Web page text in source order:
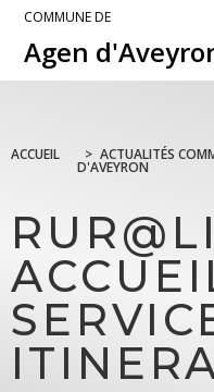
COMMUNE DE
Agen
ACCUEIL > ACTUALITÉS
D'AVEYRON